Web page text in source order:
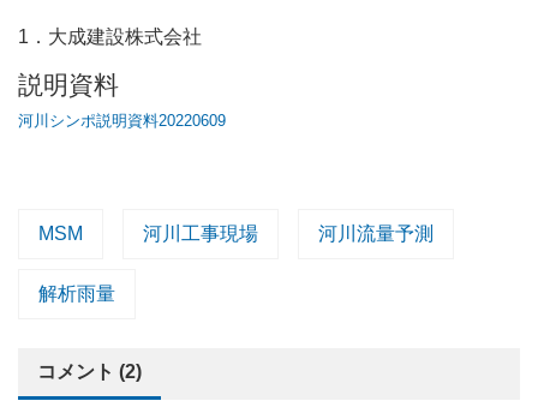
1．大成建設株式会社
説明資料
河川シンポ説明資料20220609
MSM 河川工事現場 河川流量予測
解析雨量
コメント (2)